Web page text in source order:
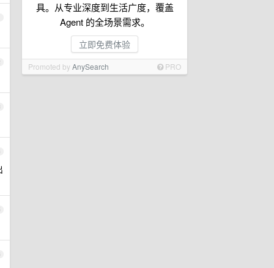
具。从专业深度到生活广度，覆盖
Agent 的全场景需求。
立即免费体验
Promoted byAnySearch PRO